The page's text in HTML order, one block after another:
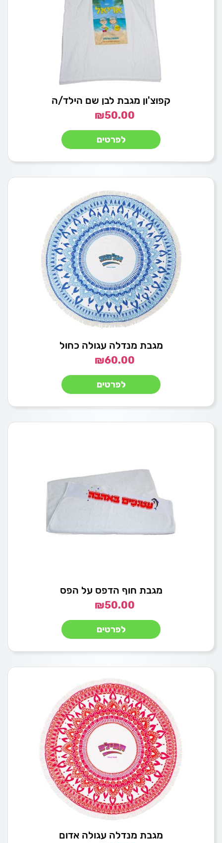
קפוצ'ון מגבת לבן שם הילד/ה
₪50.00
לפרטים
מגבת מנדלה עגולה כחול
₪60.00
לפרטים
מגבת חוף הדפס על הפס
₪50.00
לפרטים
מגבת מנדלה עגולה אדום